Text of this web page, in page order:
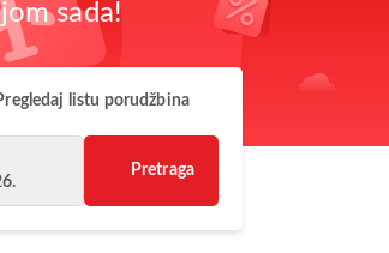
sada!
listu porudžbina
Pretraga